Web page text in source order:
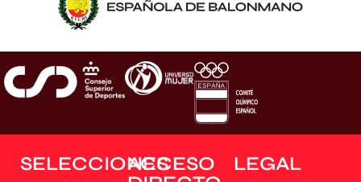
SELECCIONESACCESO
LEGAL